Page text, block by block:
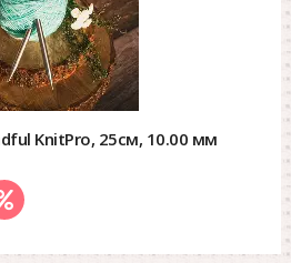
KnitPro, 25см, 10.00 мм